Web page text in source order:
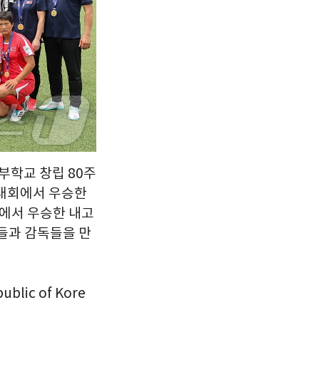
학교 창립 80주
회에서 우승한
서 우승한 내고
과 감독들을 만
of Kore